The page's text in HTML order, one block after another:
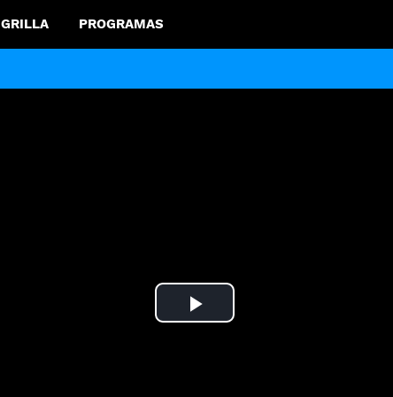
GRILLA PROGRAMAS
Play